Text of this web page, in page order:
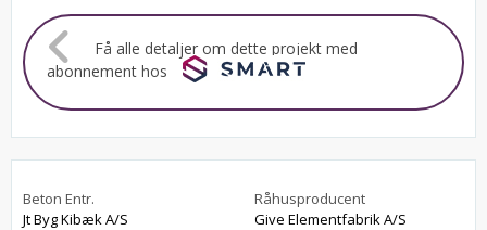
Få alle detaljer om dette projekt med
abonnement hos
Beton Entr.
Jt Byg Kibæk A/S
Råhusproducent
Give Elementfabrik A/S